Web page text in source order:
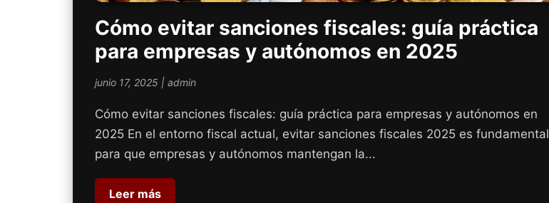
Cómo evitar sanciones fiscales: guía práctica
para empresas y autónomos en 2025
junio 17, 2025 | admin
Cómo evitar sanciones fiscales: guía práctica para empresas y autónomos en
2025 En el entorno fiscal actual, evitar sanciones fiscales 2025 es fundamental
para que empresas y autónomos mantengan la...
Leer más